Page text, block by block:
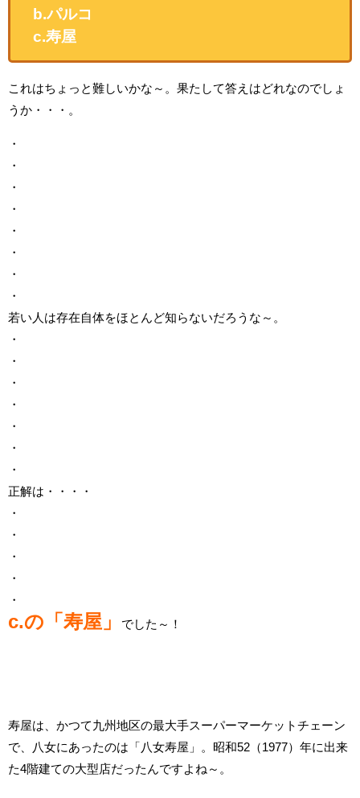
b.パルコ
c.寿屋
これはちょっと難しいかな～。果たして答えはどれなのでしょ
うか・・・。
・
・
・
・
・
・
・
・
若い人は存在自体をほとんど知らないだろうな～。
・
・
・
・
・
・
・
正解は・・・・
・
・
・
・
・
c.の「寿屋」 でした～！
寿屋は、かつて九州地区の最大手スーパーマーケットチェーン
で、八女にあったのは「八女寿屋」。昭和52（1977）年に出来
た4階建ての大型店だったんですよね～。